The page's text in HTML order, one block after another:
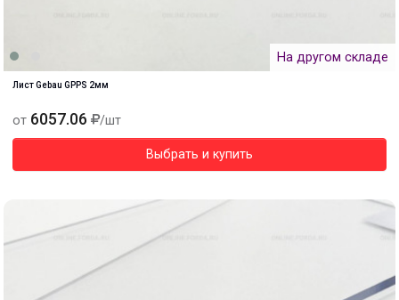
На другом складе
Лист Gebau GPPS 2мм
от 6057.06 /шт
Выбрать и купить